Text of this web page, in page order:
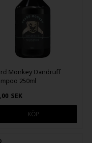
Monkey Dandruff
250ml
SEK